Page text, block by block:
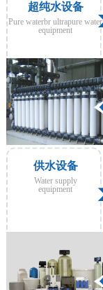
超纯水设备
Pure waterbr ultrapure water
equipment
供水设备
Water supply
equipment